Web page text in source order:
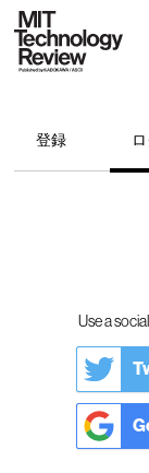
登録
Use a